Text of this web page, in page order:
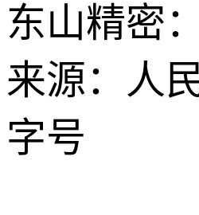
东山精密
来源：人
字号